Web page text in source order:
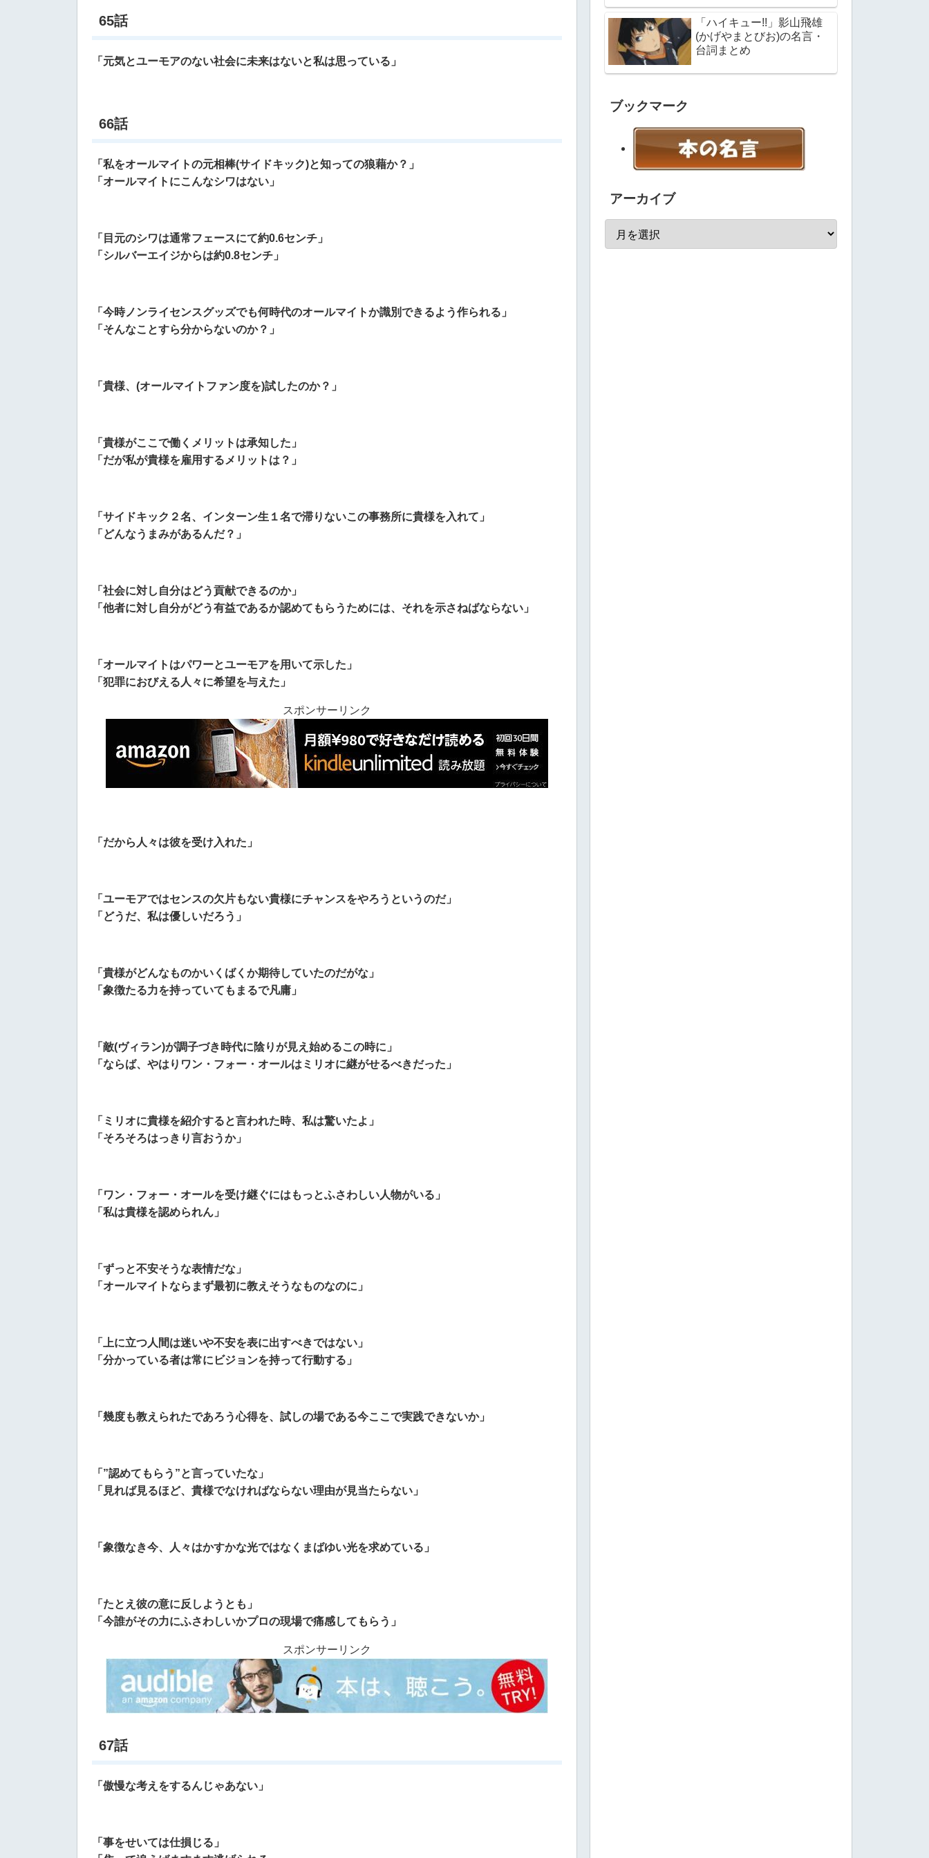
65話
「元気とユーモアのない社会に未来はないと私は思っている」
66話
「私をオールマイトの元相棒(サイドキック)と知っての狼藉か？」
「オールマイトにこんなシワはない」
「目元のシワは通常フェースにて約0.6センチ」
「シルバーエイジからは約0.8センチ」
「今時ノンライセンスグッズでも何時代のオールマイトか識別できるよう作られる」
「そんなことすら分からないのか？」
「貴様、(オールマイトファン度を)試したのか？」
「貴様がここで働くメリットは承知した」
「だが私が貴様を雇用するメリットは？」
「サイドキック２名、インターン生１名で滞りないこの事務所に貴様を入れて」
「どんなうまみがあるんだ？」
「社会に対し自分はどう貢献できるのか」
「他者に対し自分がどう有益であるか認めてもらうためには、それを示さねばならない」
「オールマイトはパワーとユーモアを用いて示した」
「犯罪におびえる人々に希望を与えた」
スポンサーリンク
「だから人々は彼を受け入れた」
「ユーモアではセンスの欠片もない貴様にチャンスをやろうというのだ」
「どうだ、私は優しいだろう」
「貴様がどんなものかいくばくか期待していたのだがな」
「象徴たる力を持っていてもまるで凡庸」
「敵(ヴィラン)が調子づき時代に陰りが見え始めるこの時に」
「ならば、やはりワン・フォー・オールはミリオに継がせるべきだった」
「ミリオに貴様を紹介すると言われた時、私は驚いたよ」
「そろそろはっきり言おうか」
「ワン・フォー・オールを受け継ぐにはもっとふさわしい人物がいる」
「私は貴様を認められん」
「ずっと不安そうな表情だな」
「オールマイトならまず最初に教えそうなものなのに」
「上に立つ人間は迷いや不安を表に出すべきではない」
「分かっている者は常にビジョンを持って行動する」
「幾度も教えられたであろう心得を、試しの場である今ここで実践できないか」
「”認めてもらう”と言っていたな」
「見れば見るほど、貴様でなければならない理由が見当たらない」
「象徴なき今、人々はかすかな光ではなくまばゆい光を求めている」
「たとえ彼の意に反しようとも」
「今誰がその力にふさわしいかプロの現場で痛感してもらう」
スポンサーリンク
67話
「傲慢な考えをするんじゃあない」
「事をせいては仕損じる」
「ハイキュー!!」影山飛雄
(かげやまとびお)の名言・
台詞まとめ
ブックマーク
アーカイブ